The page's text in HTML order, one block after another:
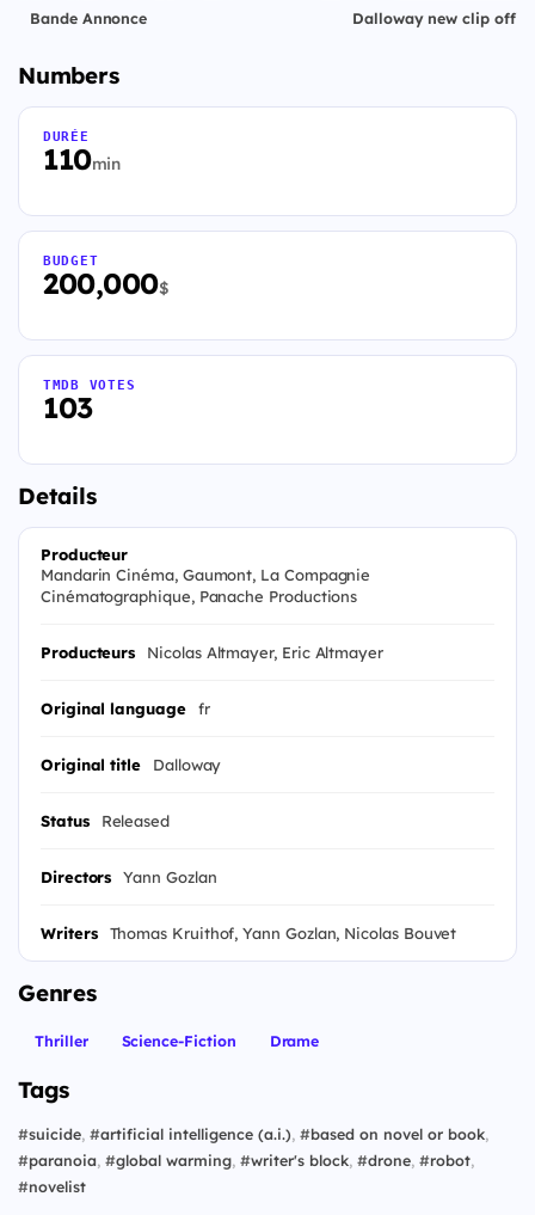
Bande Annonce
Numbers
110min
DURÉE
200,000$
BUDGET
103
TMDB VOTES
Details
Producteur
Mandarin Cinéma, Gaumont, La Compagnie
Cinématographique, Panache Productions
Producteurs Nicolas Altmayer, Eric Altmayer
Original language fr
Original title Dalloway
Status Released
Directors Yann Gozlan
Writers Thomas Kruithof, Yann Gozlan, Nicolas Bouvet
Genres
Thriller Science-Fiction Drame
Tags
#suicide, #artificial intelligence (a.i.), #based on novel or book,
#paranoia, #global warming, #writer's block, #drone, #robot,
#novelist